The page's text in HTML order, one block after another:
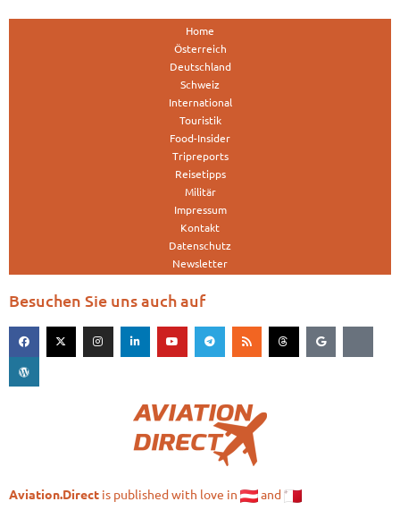
Home
Österreich
Deutschland
Schweiz
International
Touristik
Food-Insider
Tripreports
Reisetipps
Militär
Impressum
Kontakt
Datenschutz
Newsletter
Besuchen Sie uns auch auf
Aviation.Direct is published with love in and